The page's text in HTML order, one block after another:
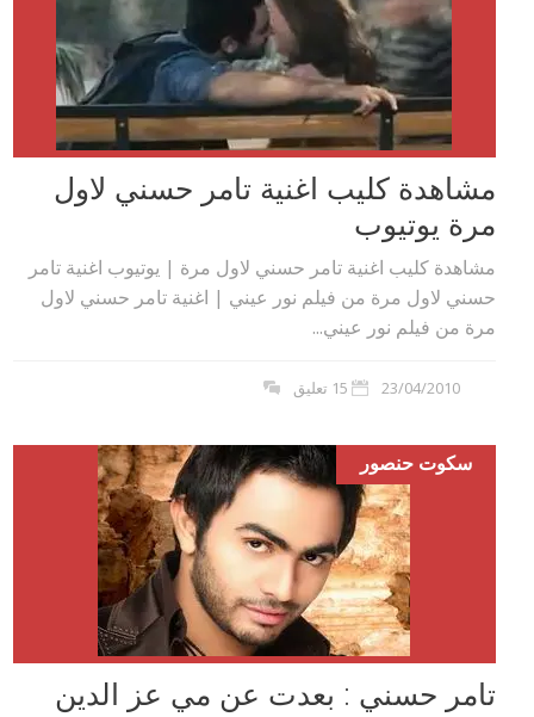
مشاهدة كليب اغنية تامر حسني لاول
مرة يوتيوب
مشاهدة كليب اغنية تامر حسني لاول مرة | يوتيوب اغنية تامر
حسني لاول مرة من فيلم نور عيني | اغنية تامر حسني لاول
مرة من فيلم نور عيني...
23/04/2010 15 تعليق
سكوت حنصور
تامر حسني : بعدت عن مي عز الدين